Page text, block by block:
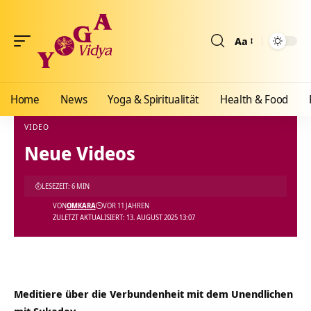
Aa
Home News Yoga & Spiritualität Health & Food
Yoga Vidya Blog - Yoga, Meditation und Ayurveda
VIDEO
Neue Videos
ZULETZT AKTUALISIERT: 13. AUGUST 2025 13:07
VONOMKARA VOR 11 JAHREN
LESEZEIT: 6 MIN
Meditiere über die Verbundenheit mit dem Unendlichen